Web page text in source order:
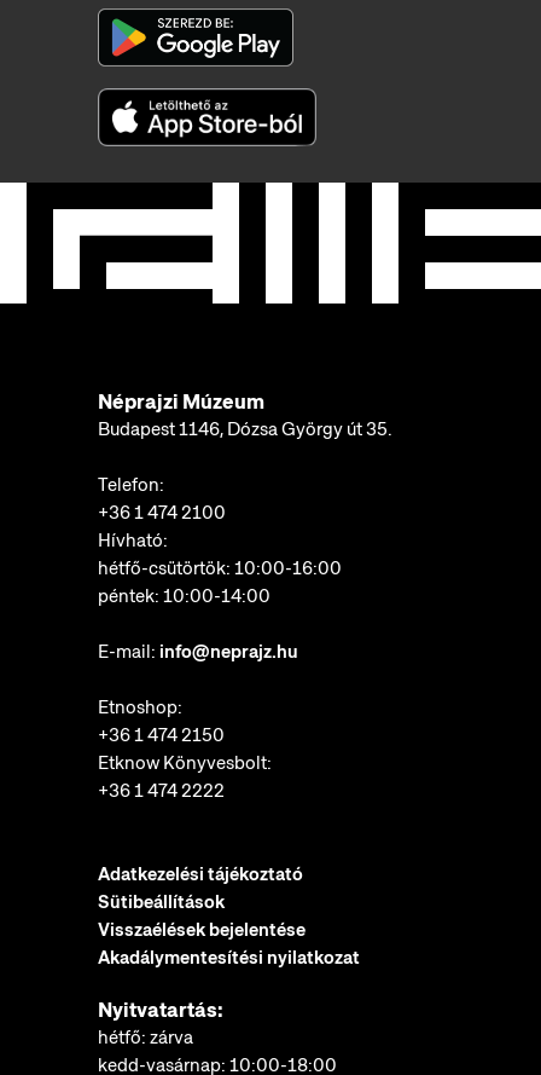
Néprajzi Múzeum
Budapest 1146, Dózsa György út 35.
Telefon:
+36 1 474 2100
Hívható:
hétfő-csütörtök: 10:00-16:00
péntek: 10:00-14:00
E-mail: info@neprajz.hu
Etnoshop:
+36 1 474 2150
Etknow Könyvesbolt:
+36 1 474 2222
Adatkezelési tájékoztató
Sütibeállítások
Visszaélések bejelentése
Akadálymentesítési nyilatkozat
Nyitvatartás:
hétfő: zárva
kedd-vasárnap: 10:00-18:00